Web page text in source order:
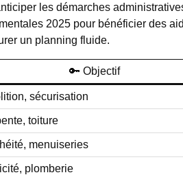
les démarches
2025 pour bénéficier des
un planning fluide.
🔑 Objectif
sécurisation
toiture
menuiseries
plomberie